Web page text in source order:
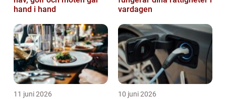
hand i hand
vardagen
11 juni 2026 10 juni 2026